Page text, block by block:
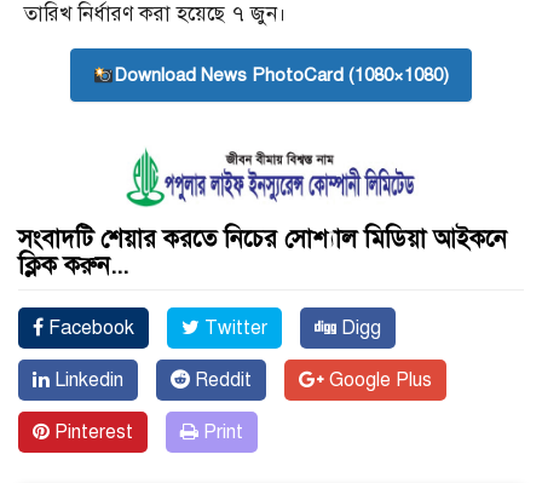
তারিখ নির্ধারণ করা হয়েছে ৭ জুন।
Download News PhotoCard (1080×1080)
সংবাদটি শেয়ার করতে নিচের সোশ্যাল মিডিয়া আইকনে
ক্লিক করুন...
Facebook Twitter Digg
Linkedin Reddit Google Plus
Pinterest Print